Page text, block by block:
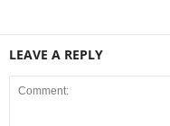
LEAVE A REPLY